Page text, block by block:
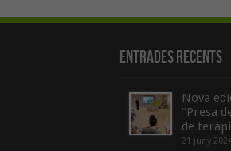
Entrades recents
Nova
“Presa
de
21 juny